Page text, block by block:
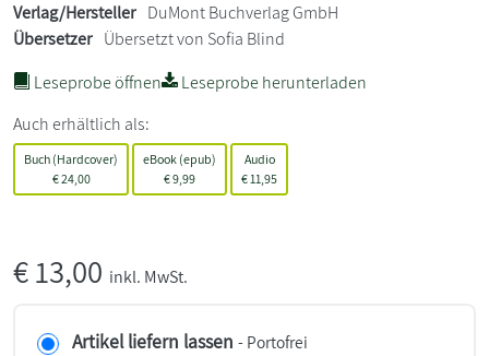
Verlag/Hersteller DuMont Buchverlag GmbH
Übersetzer Übersetzt von Sofia Blind
Leseprobe öffnen
Leseprobe herunterladen
Auch erhältlich als:
Buch (Hardcover)
€24,00
eBook (epub)
€9,99
Audio
€11,95
€13,00 inkl. MwSt.
Artikel liefern lassen - Portofrei